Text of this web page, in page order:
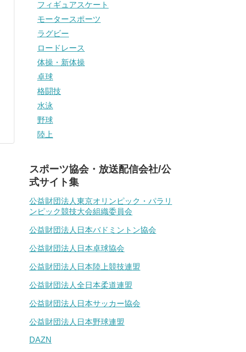
フィギュアスケート
モータースポーツ
ラグビー
ロードレース
体操・新体操
卓球
格闘技
水泳
野球
陸上
スポーツ協会・放送配信会社/公
式サイト集
公益財団法人東京オリンピック・パラリ
ンピック競技大会組織委員会
公益財団法人日本バドミントン協会
公益財団法人日本卓球協会
公益財団法人日本陸上競技連盟
公益財団法人全日本柔道連盟
公益財団法人日本サッカー協会
公益財団法人日本野球連盟
DAZN